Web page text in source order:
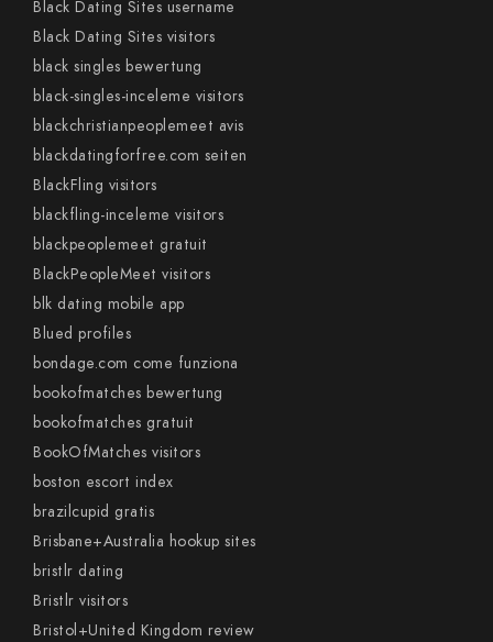
Black Dating Sites username
Black Dating Sites visitors
black singles bewertung
black-singles-inceleme visitors
blackchristianpeoplemeet avis
blackdatingforfree.com seiten
BlackFling visitors
blackfling-inceleme visitors
blackpeoplemeet gratuit
BlackPeopleMeet visitors
blk dating mobile app
Blued profiles
bondage.com come funziona
bookofmatches bewertung
bookofmatches gratuit
BookOfMatches visitors
boston escort index
brazilcupid gratis
Brisbane+Australia hookup sites
bristlr dating
Bristlr visitors
Bristol+United Kingdom review